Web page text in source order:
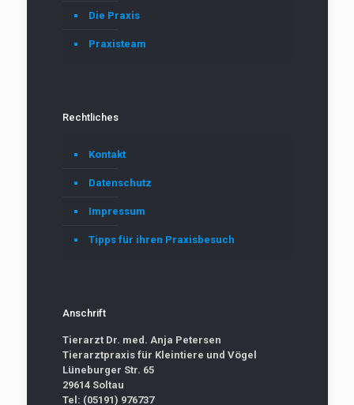
Die Praxis
Praxisteam
Rechtliches
Kontakt
Datenschutz
Impressum
Tipps für ihren Praxisbesuch
Anschrift
Tierarzt Dr. med. Anja Petersen
Tierarztpraxis für Kleintiere und Vögel
Lüneburger Str. 65
29614 Soltau
Tel: (05191) 976737